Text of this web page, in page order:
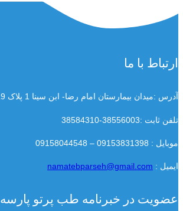
ارتباط با ما
آدرس :میدان بیمارستان امام رضا- ابن سینا 1 پلاک 19-طبقه همکف
تلفن ثابت :38556003-38584310
موبایل : 09153831398 – 09158044548
ایمیل : namatebparseh@gmail.com
عضویت در خبرنامه طب پرتو پارسه